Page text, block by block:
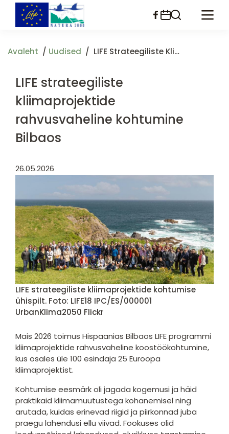
Liigu
edasi
põhisisu
Avaleht Uudised LIFE Strateegiliste Kliimaprojektide Rahvusvaheline Kohtumine Bilbaos
LIFE strateegiliste
kliimaprojektide
rahvusvaheline kohtumine
Bilbaos
26.05.2026
LIFE strateegiliste kliimaprojektide kohtumise
ühispilt. Foto: LIFE18 IPC/ES/000001
UrbanKlima2050 Flickr
Mais 2026 toimus Hispaanias Bilbaos LIFE programmi
kliimaprojektide rahvusvaheline koostöökohtumine,
kus osales üle 100 esindaja 25 Euroopa
kliimaprojektist.
Kohtumise eesmärk oli jagada kogemusi ja häid
praktikaid kliimamuutustega kohanemisel ning
arutada, kuidas erinevad riigid ja piirkonnad juba
praegu lahendusi ellu viivad. Fookuses olid